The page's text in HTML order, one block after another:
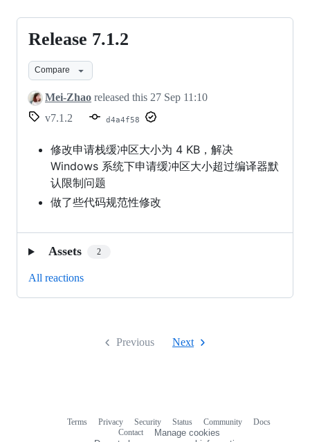
Release
7.1.2
Release 7.1.2
Compare
Mei-Zhao released this 27 Sep 11:10
v7.1.2
d4a4f58
修改申请栈缓冲区大小为 4 KB，解决
Windows 系统下申请缓冲区大小超过编译器默
认限制问题
做了些代码规范性修改
Assets 2
All reactions
Previous Next
Terms Privacy Security Status Community
Docs
Contact
Manage cookies